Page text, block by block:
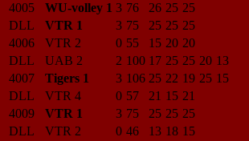
4005
WU-volley 1 3 76 26 25 25
DLL
VTR 1 3 75 25 25 25
4006
VTR 2 0 55 15 20 20
DLL
UAB 2 2 100 17 25 25 20 13
4007
Tigers 1 3 106 25 22 19 25 15
DLL
VTR 4 0 57 21 15 21
4009
VTR 1 3 75 25 25 25
DLL
VTR 2 0 46 13 18 15